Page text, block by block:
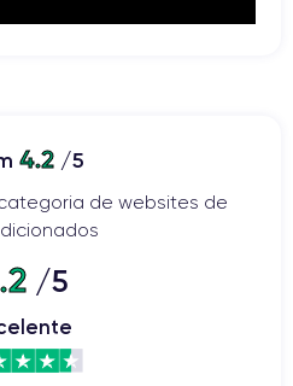
4.2/5
de websites de
/5